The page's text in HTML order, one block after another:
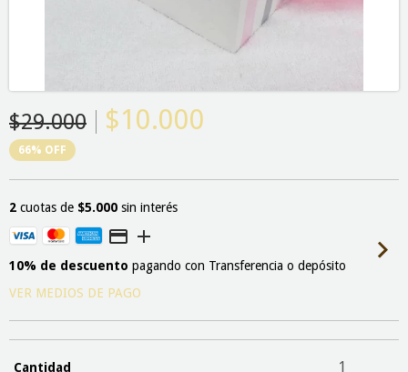
$29.000 $10.000
66% OFF
2 cuotas de $5.000 sin interés
10% de descuento pagando con Transferencia o depósito
VER MEDIOS DE PAGO
Cantidad